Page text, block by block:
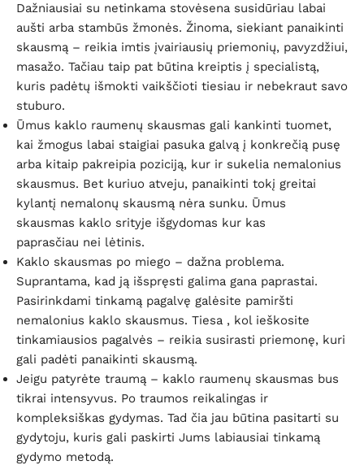
Dažniausiai su netinkama stovėsena susidūriau labai
aušti arba stambūs žmonės. Žinoma, siekiant panaikinti
skausmą – reikia imtis įvairiausių priemonių, pavyzdžiui,
masažo. Tačiau taip pat būtina kreiptis į specialistą,
kuris padėtų išmokti vaikščioti tiesiau ir nebekraut savo
stuburo.
Ūmus kaklo raumenų skausmas gali kankinti tuomet,
kai žmogus labai staigiai pasuka galvą į konkrečią pusę
arba kitaip pakreipia poziciją, kur ir sukelia nemalonius
skausmus. Bet kuriuo atveju, panaikinti tokį greitai
kylantį nemalonų skausmą nėra sunku. Ūmus
skausmas kaklo srityje išgydomas kur kas
paprasčiau nei lėtinis.
Kaklo skausmas po miego – dažna problema.
Suprantama, kad ją išspręsti galima gana paprastai.
Pasirinkdami tinkamą pagalvę galėsite pamiršti
nemalonius kaklo skausmus. Tiesa , kol ieškosite
tinkamiausios pagalvės – reikia susirasti priemonę, kuri
gali padėti panaikinti skausmą.
Jeigu patyrėte traumą – kaklo raumenų skausmas bus
tikrai intensyvus. Po traumos reikalingas ir
kompleksiškas gydymas. Tad čia jau būtina pasitarti su
gydytoju, kuris gali paskirti Jums labiausiai tinkamą
gydymo metodą.